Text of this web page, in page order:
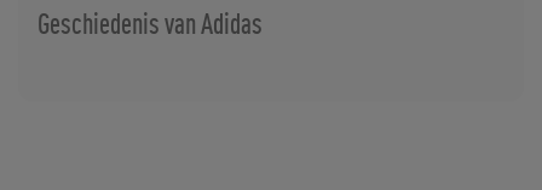
Geschiedenis van Adidas